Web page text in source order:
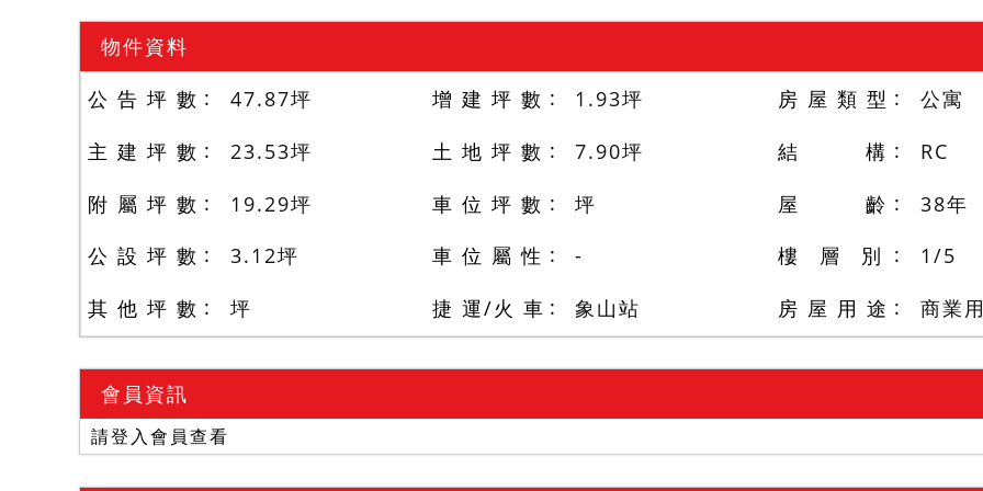
物件資料
公 告 坪 數
47.87坪
主 建 坪 數
23.53坪
附 屬 坪 數
19.29坪
公 設 坪 數
3.12坪
其 他 坪 數
坪
增 建 坪 數 1.93坪
土 地 坪 數
7.90坪
車 位 坪 數
坪
車 位 屬 性
-
捷 運/火 車
象山站
房 屋 類 型
公寓
結 構
RC
屋 齡
38年
樓 層 別
1 /5
房 屋 用 途
商業
會員資訊
請登入會員查看